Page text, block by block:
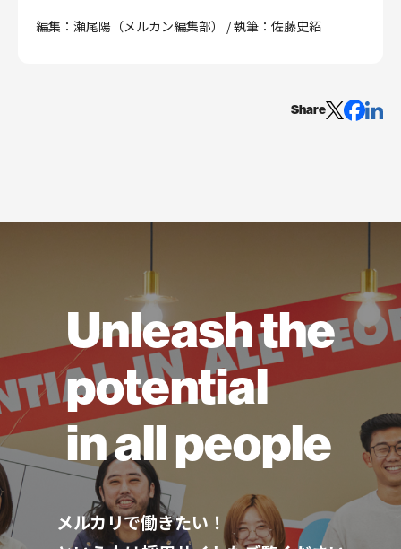
編集：瀬尾陽（メルカン編集部） / 執筆：佐藤史紹
Share
Unleash the
potential
in all people
メルカリで働きたい！